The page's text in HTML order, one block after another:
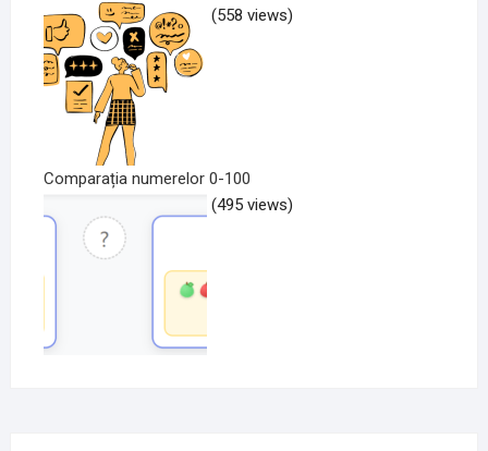
(558 views)
Comparația numerelor 0-100
(495 views)